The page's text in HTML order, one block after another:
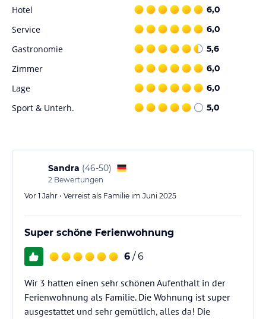
Hotel 6,0
Service 6,0
Gastronomie 5,6
Zimmer 6,0
Lage 6,0
Sport & Unterh. 5,0
Sandra (46-50)
2 Bewertungen
Vor 1 Jahr • Verreist als Familie im Juni 2025
Super schöne Ferienwohnung
6 / 6
Wir 3 hatten einen sehr schönen Aufenthalt in der
Ferienwohnung als Familie. Die Wohnung ist super
ausgestattet und sehr gemütlich, alles da! Die